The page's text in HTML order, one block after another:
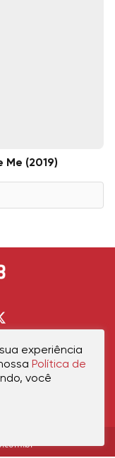
Me (2019)
Contato
experiência
Política de
você